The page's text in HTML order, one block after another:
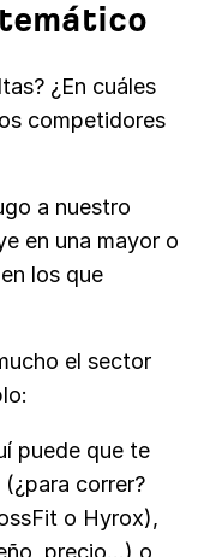
¿En cuáles
competidores
a nuestro
en una mayor o
los que
el sector
puede que te
(¿para correr?
o Hyrox),
precio…) o